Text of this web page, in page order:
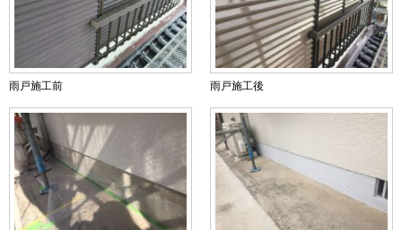
雨戸施工前 雨戸施工後